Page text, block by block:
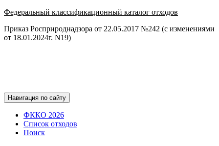
Федеральный классификационный каталог отходов
Приказ Росприроднадзора от 22.05.2017 №242 (с изменениями
от 18.01.2024г. N19)
Навигация по сайту
ФККО 2026
Список отходов
Поиск